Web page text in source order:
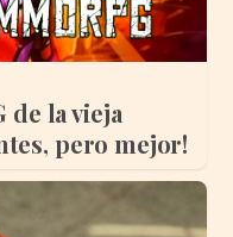
de la vieja
pero mejor!